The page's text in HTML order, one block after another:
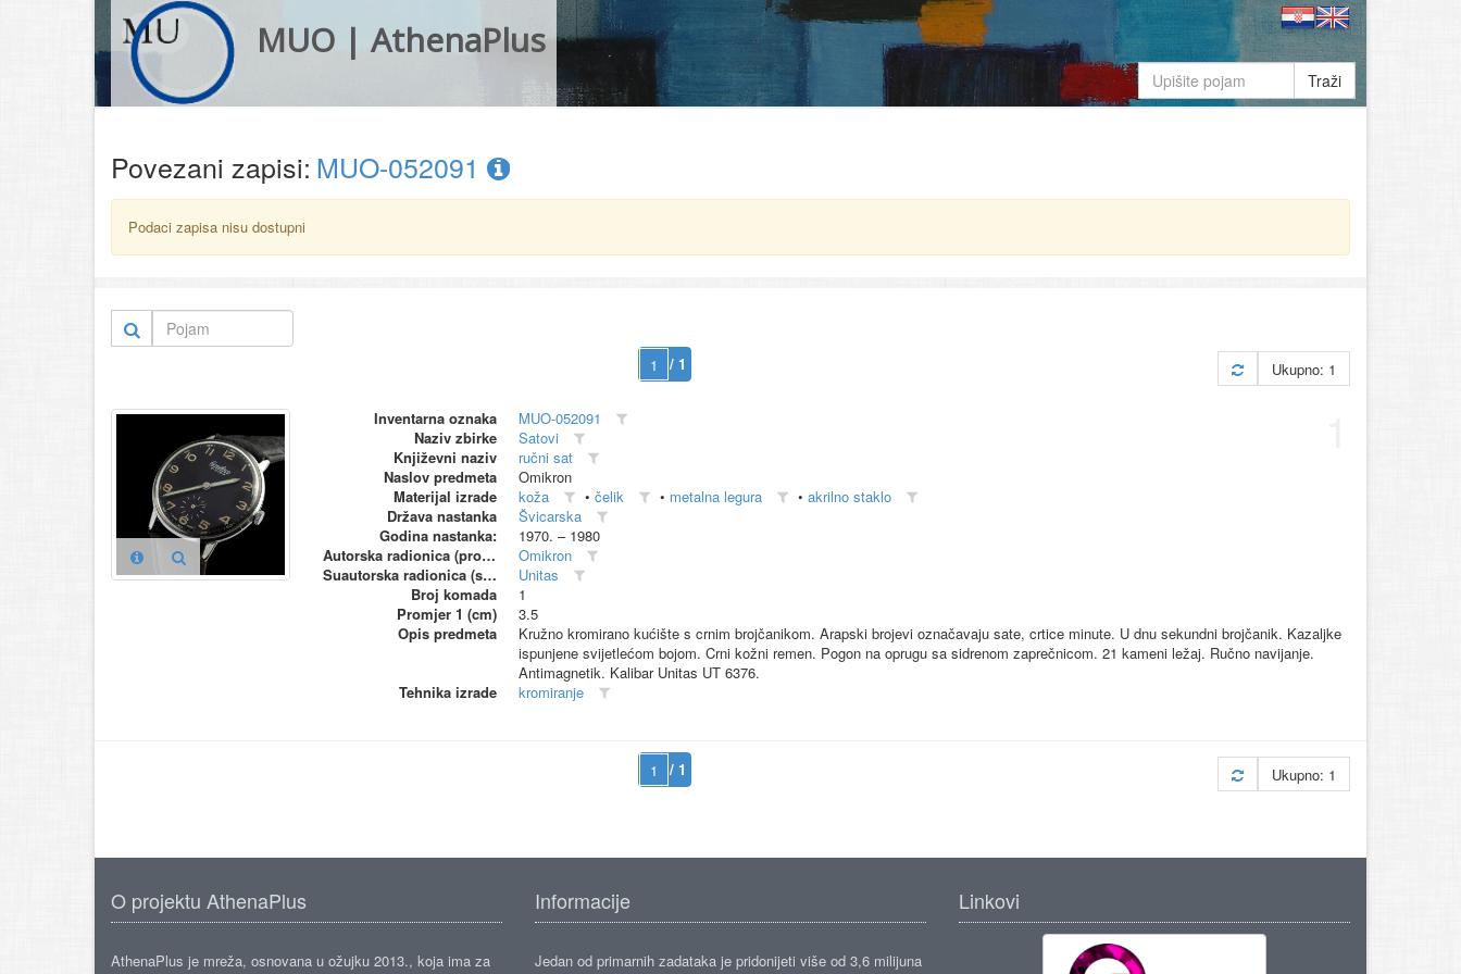
MUO | AthenaPlus
Traži
Povezani zapisi: MUO-052091
Podaci zapisa nisu dostupni
/ 1 Ukupno: 1
Inventarna oznaka
MUO-052091
Naziv zbirke
Satovi
Književni naziv
ručni sat
Naslov predmeta
Omikron
Materijal izrade
koža • čelik • metalna legura • akrilno staklo
Država nastanka
Švicarska
Godina nastanka:
1970. – 1980
Autorska radionica (proizvođač)
Omikron
Suautorska radionica (suproizvođač)
Unitas
Broj komada
1
Promjer 1 (cm)
3.5
Opis predmeta
Kružno kromirano kućište s crnim brojčanikom. Arapski brojevi označavaju sate, crtice minute. U dnu sekundni brojčanik. Kazaljke
ispunjene svijetlećom bojom. Crni kožni remen. Pogon na oprugu sa sidrenom zaprečnicom. 21 kameni ležaj. Ručno navijanje.
Antimagnetik. Kalibar Unitas UT 6376.
Tehnika izrade
kromiranje
/ 1 Ukupno: 1
O projektu AthenaPlus
AthenaPlus je mreža, osnovana u ožujku 2013., koja ima za
Informacije
Jedan od primarnih zadataka je pridonijeti više od 3,6 milijuna
Linkovi